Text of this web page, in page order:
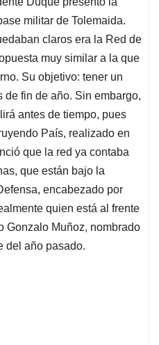
militar de Tolemaida.
claros era la Red de
muy similar a la que
Su objetivo: tener un
de fin de año. Sin embargo,
antes de tiempo, pues
País, realizado en
que la red ya contaba
que están bajo la
encabezado por
quien está al frente
Gonzalo Muñoz, nombrado
del año pasado.